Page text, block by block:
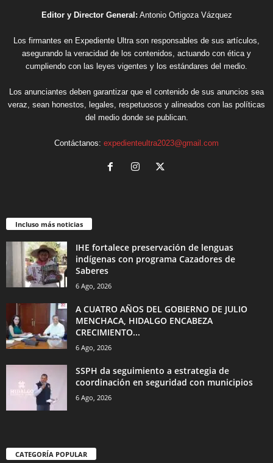
Editor y Director General: Antonio Ortigoza Vázquez
Los firmantes en Expediente Ultra son responsables de sus artículos,
asegurando la veracidad de los contenidos, actuando con ética y
cumpliendo con las leyes vigentes y los estándares del medio.
Los anunciantes deben garantizar que el contenido de sus anuncios sea
veraz, sean honestos, legales, respetuosos y alineados con las políticas
del medio donde se publican.
Contáctanos: expedienteultra2023@gmail.com
Incluso más noticias
IHE fortalece preservación de lenguas
indígenas con programa Cazadores de
Saberes
6 Ago, 2026
A CUATRO AÑOS DEL GOBIERNO DE JULIO
MENCHACA, HIDALGO ENCABEZA
CRECIMIENTO...
6 Ago, 2026
SSPH da seguimiento a estrategia de
coordinación en seguridad con municipios
6 Ago, 2026
CATEGORÍA POPULAR